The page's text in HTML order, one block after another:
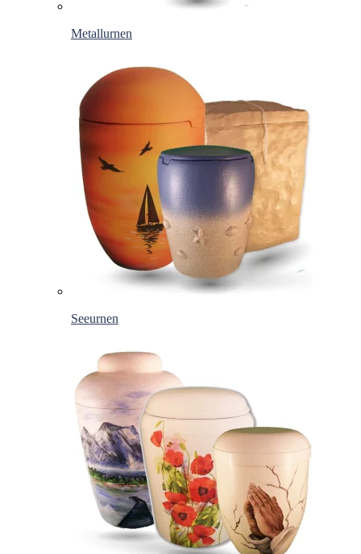
Metallurnen
Seeurnen